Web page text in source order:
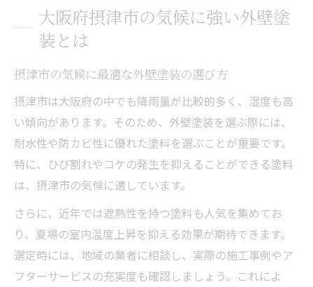
大阪府摂津市の気候に強い外壁塗
装とは
摂津市の気候に最適な外壁塗装の選び方
摂津市は大阪府の中でも降雨量が比較的多く、湿度も高
い傾向があります。そのため、外壁塗装を選ぶ際には、
耐水性や防カビ性に優れた塗料を選ぶことが重要です。
特に、ひび割れやコケの発生を抑えることができる塗料
は、摂津市の気候に適しています。
さらに、近年では遮熱性を持つ塗料も人気を集めてお
り、夏場の室内温度上昇を抑える効果が期待できます。
選定時には、地域の業者に相談し、実際の施工事例やア
フターサービスの充実度も確認しましょう。これによ